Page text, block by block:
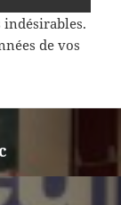
de vos